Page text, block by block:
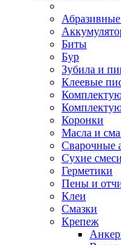
Биты
Бур
Зубила и
Клеевые
Коронки
Масла и
Сварочные
Сухие смеси
Герметики
Пены и
Клеи
Смазки
Крепеж